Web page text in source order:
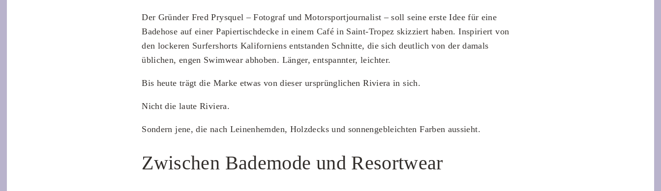
Der Gründer Fred Prysquel – Fotograf und Motorsportjournalist – soll seine erste Idee für eine
Badehose auf einer Papiertischdecke in einem Café in Saint-Tropez skizziert haben. Inspiriert von
den lockeren Surfershorts Kaliforniens entstanden Schnitte, die sich deutlich von der damals
üblichen, engen Swimwear abhoben. Länger, entspannter, leichter.
Bis heute trägt die Marke etwas von dieser ursprünglichen Riviera in sich.
Nicht die laute Riviera.
Sondern jene, die nach Leinenhemden, Holzdecks und sonnengebleichten Farben aussieht.
Zwischen Bademode und Resortwear